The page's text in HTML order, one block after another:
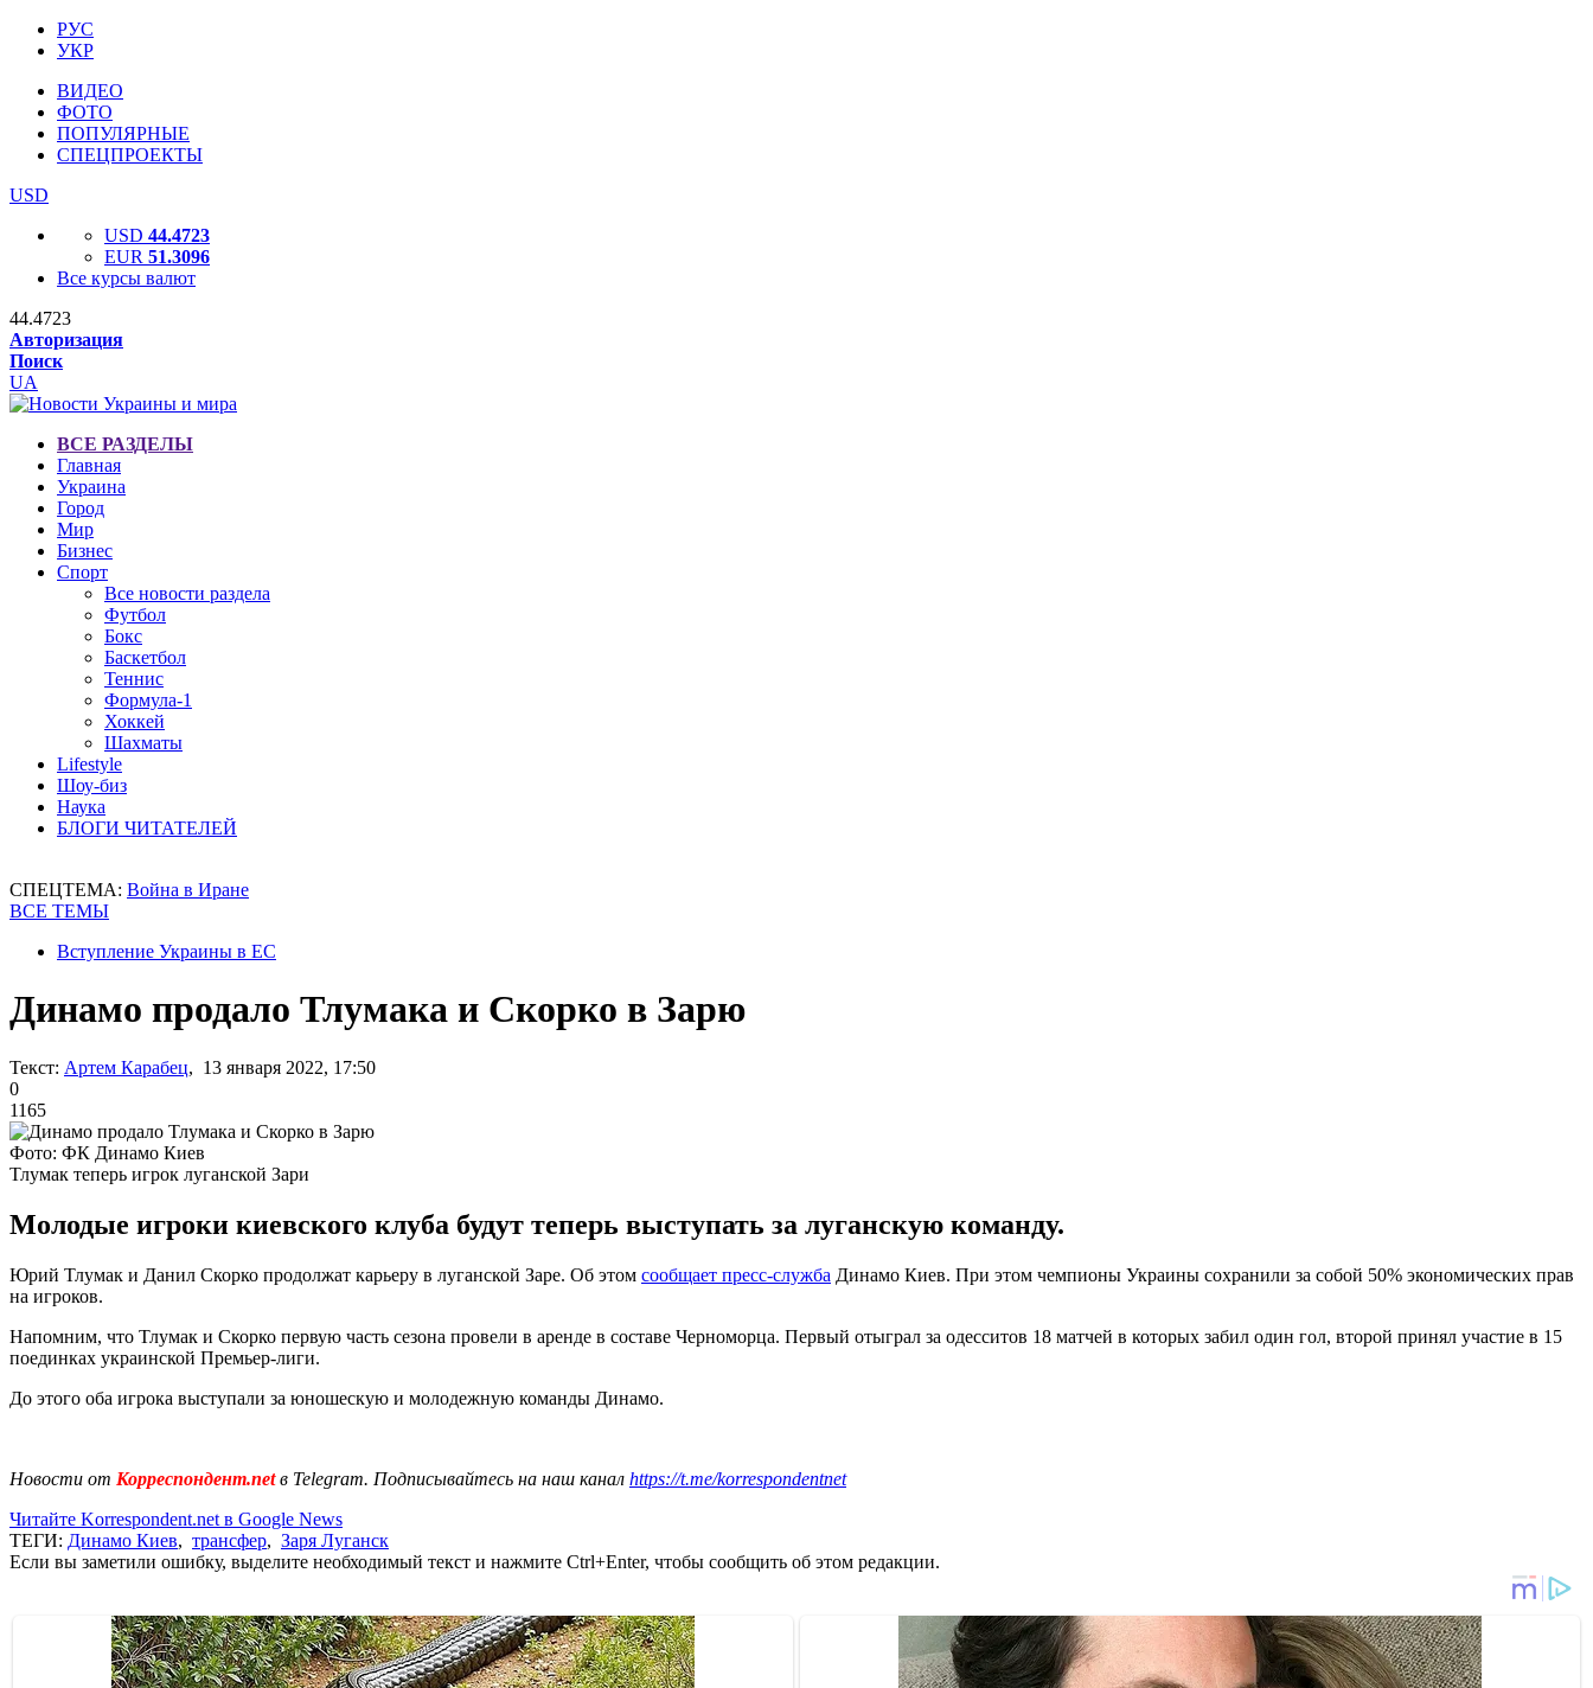
РУС
УКР
ВИДЕО
ФОТО
ПОПУЛЯРНЫЕ
СПЕЦПРОЕКТЫ
USD
USD 44.4723
EUR 51.3096
Все курсы валют
44.4723
Авторизация
Поиск
UA
ВСЕ РАЗДЕЛЫ
Главная
Украина
Город
Мир
Бизнес
Спорт
Все новости раздела
Футбол
Бокс
Баскетбол
Теннис
Формула-1
Хоккей
Шахматы
Lifestyle
Шоу-биз
Наука
БЛОГИ ЧИТАТЕЛЕЙ
СПЕЦТЕМА: Война в Иране
ВСЕ ТЕМЫ
Вступление Украины в ЕС
Динамо продало Тлумака и Скорко в Зарю
Текст: Артем Карабец, 13 января 2022, 17:50
0
1165
Фото: ФК Динамо Киев
Тлумак теперь игрок луганской Зари
Молодые игроки киевского клуба будут теперь выступать за луганскую команду.
Юрий Тлумак и Данил Скорко продолжат карьеру в луганской Заре. Об этом сообщает пресс-служба Динамо Киев. При этом чемпионы Украины сохранили за собой 50% экономических прав
на игроков.
Напомним, что Тлумак и Скорко первую часть сезона провели в аренде в составе Черноморца. Первый отыграл за одесситов 18 матчей в которых забил один гол, второй принял участие в 15
поединках украинской Премьер-лиги.
До этого оба игрока выступали за юношескую и молодежную команды Динамо.
Новости от Корреспондент.netв Telegram. Подписывайтесь на наш канал https://t.me/korrespondentnet
Читайте Korrespondent.net в Google News
ТЕГИ: Динамо Киев, трансфер, Заря Луганск
Если вы заметили ошибку, выделите необходимый текст и нажмите Ctrl+Enter, чтобы сообщить об этом редакции.